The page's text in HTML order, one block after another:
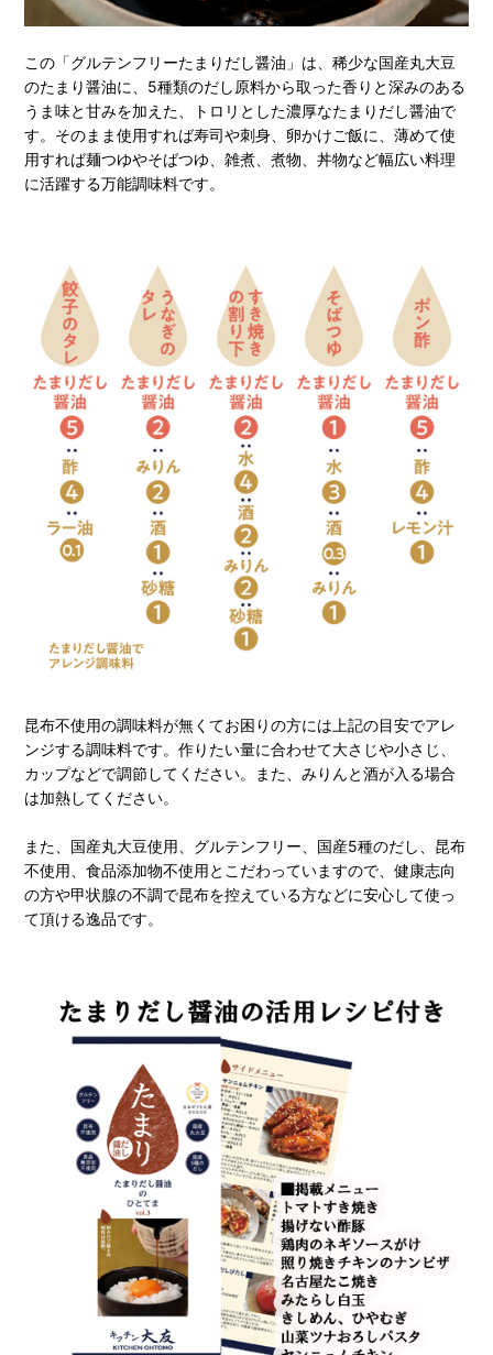
この「グルテンフリーたまりだし醤油」は、稀少な国産丸大豆
のたまり醤油に、5種類のだし原料から取った香りと深みのある
うま味と甘みを加えた、トロリとした濃厚なたまりだし醤油で
す。そのまま使用すれば寿司や刺身、卵かけご飯に、薄めて使
用すれば麺つゆやそばつゆ、雑煮、煮物、丼物など幅広い料理
に活躍する万能調味料です。
昆布不使用の調味料が無くてお困りの方には上記の目安でアレ
ンジする調味料です。作りたい量に合わせて大さじや小さじ、
カップなどで調節してください。また、みりんと酒が入る場合
は加熱してください。
また、国産丸大豆使用、グルテンフリー、国産5種のだし、昆布
不使用、食品添加物不使用とこだわっていますので、健康志向
の方や甲状腺の不調で昆布を控えている方などに安心して使っ
て頂ける逸品です。